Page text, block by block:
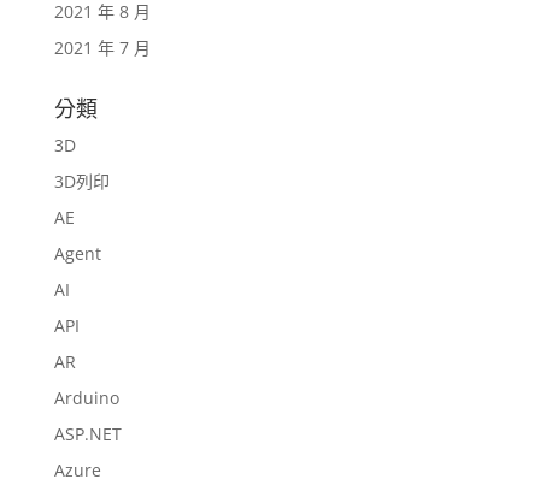
2021 年 8 月
2021 年 7 月
分類
3D
3D列印
AE
Agent
AI
API
AR
Arduino
ASP.NET
Azure